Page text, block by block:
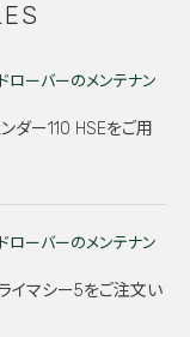
ローバーのメンテナン
ダー110 HSEをご用
ローバーのメンテナン
イマシー5をご注文い